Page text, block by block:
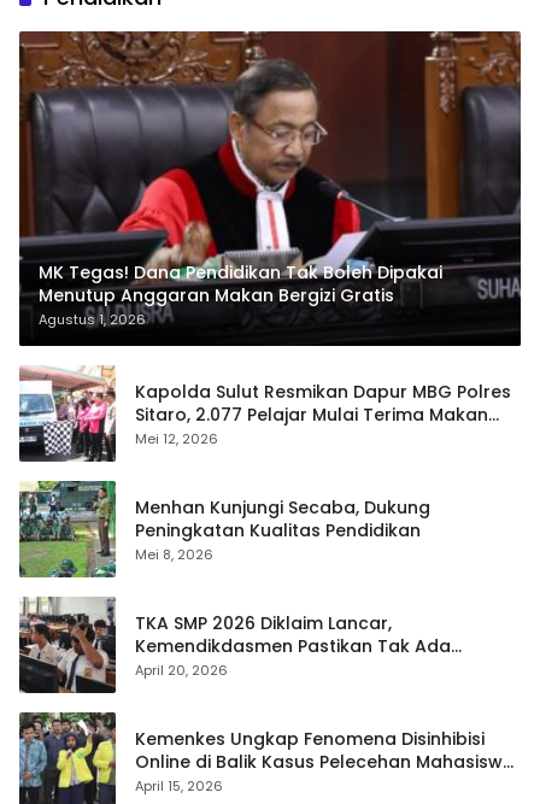
MK Tegas! Dana Pendidikan Tak Boleh Dipakai
Menutup Anggaran Makan Bergizi Gratis
Agustus 1, 2026
Kapolda Sulut Resmikan Dapur MBG Polres
Sitaro, 2.077 Pelajar Mulai Terima Makan
Gratis
Mei 12, 2026
Menhan Kunjungi Secaba, Dukung
Peningkatan Kualitas Pendidikan
Mei 8, 2026
TKA SMP 2026 Diklaim Lancar,
Kemendikdasmen Pastikan Tak Ada
Kebocoran Soal
April 20, 2026
Kemenkes Ungkap Fenomena Disinhibisi
Online di Balik Kasus Pelecehan Mahasiswa
FH UI
April 15, 2026